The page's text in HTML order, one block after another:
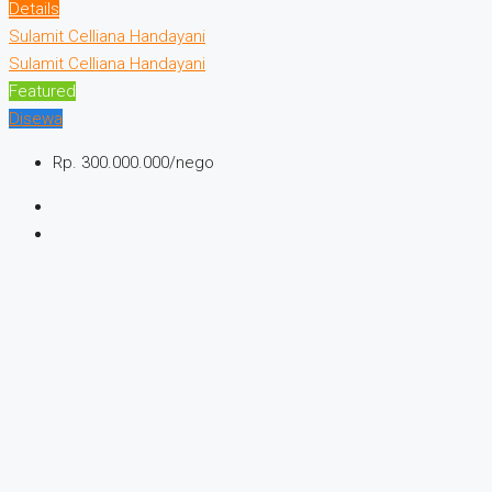
Details
Sulamit Celliana Handayani
Sulamit Celliana Handayani
Featured
Disewa
Rp. 300.000.000/nego